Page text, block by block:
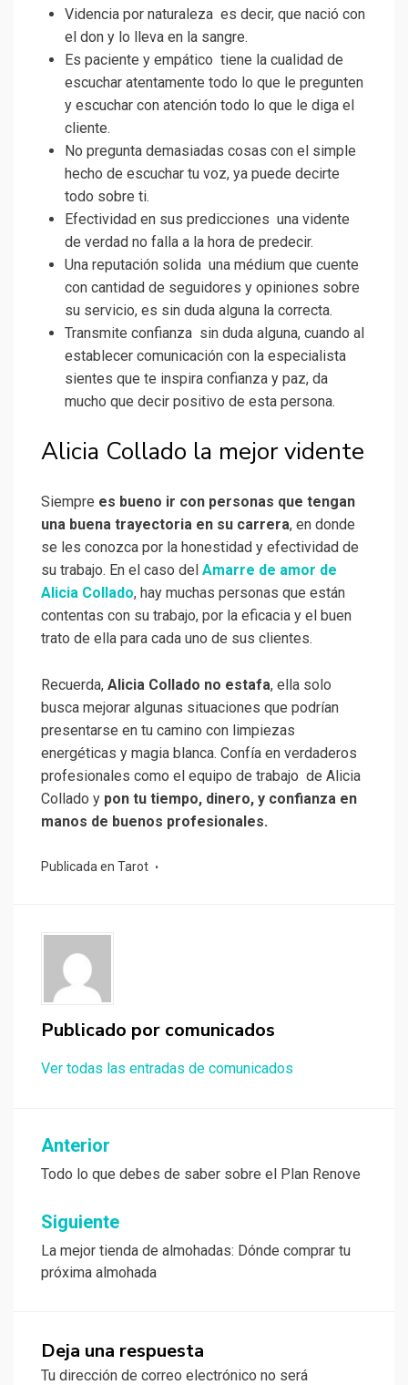
Videncia por naturaleza es decir, que nació con
el don y lo lleva en la sangre.
Es paciente y empático tiene la cualidad de
escuchar atentamente todo lo que le pregunten
y escuchar con atención todo lo que le diga el
cliente.
No pregunta demasiadas cosas con el simple
hecho de escuchar tu voz, ya puede decirte
todo sobre ti.
Efectividad en sus predicciones una vidente
de verdad no falla a la hora de predecir.
Una reputación solida una médium que cuente
con cantidad de seguidores y opiniones sobre
su servicio, es sin duda alguna la correcta.
Transmite confianza sin duda alguna, cuando al
establecer comunicación con la especialista
sientes que te inspira confianza y paz, da
mucho que decir positivo de esta persona.
Alicia Collado la mejor vidente
Siempre es bueno ir con personas que tengan
una buena trayectoria en su carrera, en donde
se les conozca por la honestidad y efectividad de
su trabajo. En el caso del Amarre de amor de
Alicia Collado, hay muchas personas que están
contentas con su trabajo, por la eficacia y el buen
trato de ella para cada uno de sus clientes.
Recuerda, Alicia Collado no estafa, ella solo
busca mejorar algunas situaciones que podrían
presentarse en tu camino con limpiezas
energéticas y magia blanca. Confía en verdaderos
profesionales como el equipo de trabajo de Alicia
Collado y pon tu tiempo, dinero, y confianza en
manos de buenos profesionales.
Publicada en Tarot
Publicado por comunicados
Ver todas las entradas de comunicados
Navegación
de
entradas
Anterior
Todo lo que debes de saber sobre el Plan Renove
Siguiente
La mejor tienda de almohadas: Dónde comprar tu
próxima almohada
Deja una respuesta
Tu dirección de correo electrónico no será